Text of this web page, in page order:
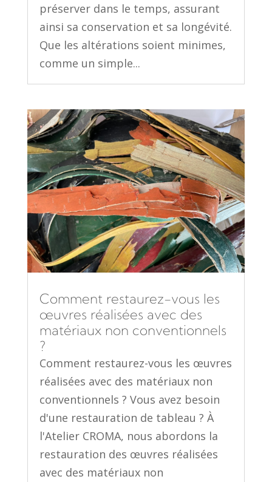
préserver dans le temps, assurant
ainsi sa conservation et sa longévité.
Que les altérations soient minimes,
comme un simple...
Comment restaurez-vous les
œuvres réalisées avec des
matériaux non conventionnels
?
Comment restaurez-vous les œuvres
réalisées avec des matériaux non
conventionnels ? Vous avez besoin
d'une restauration de tableau ? À
l'Atelier CROMA, nous abordons la
restauration des œuvres réalisées
avec des matériaux non